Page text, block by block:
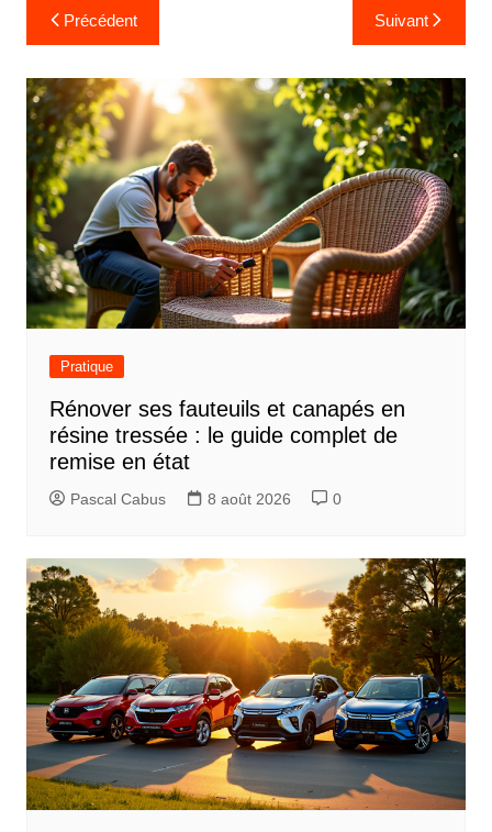
Navigation
de
l’article
Précédent Suivant
Pratique
Rénover ses fauteuils et canapés en
résine tressée : le guide complet de
remise en état
Pascal Cabus 8 août 2026 0